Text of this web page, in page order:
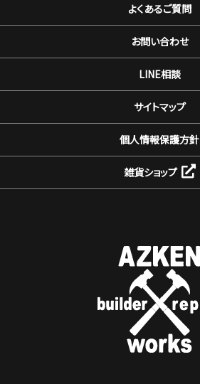
よくあるご質問
お問い合わせ
LINE相談
サイトマップ
個人情報保護方針
雑貨ショップ